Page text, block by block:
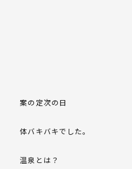
案の定次の日
体バキバキでした。
温泉とは？